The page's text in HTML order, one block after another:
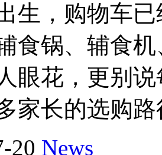
生，购物车
食锅、辅食
眼花，更别
家长的选购路
20 News